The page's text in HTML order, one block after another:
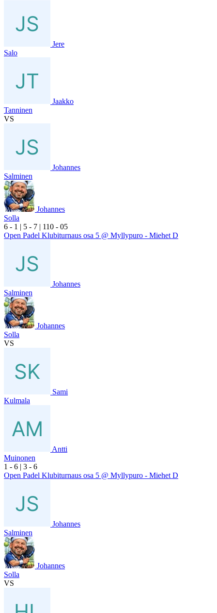
Jere
Salo
Jaakko
Tanninen
VS
Johannes
Salminen
Johannes
Solla
6 - 1 | 5 - 7 | 110 - 05
Open Padel Klubiturnaus osa 5 @ Myllypuro - Miehet D
Johannes
Salminen
Johannes
Solla
VS
Sami
Kulmala
Antti
Muinonen
1 - 6 | 3 - 6
Open Padel Klubiturnaus osa 5 @ Myllypuro - Miehet D
Johannes
Salminen
Johannes
Solla
VS